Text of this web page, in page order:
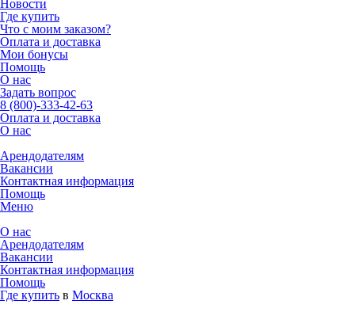
Новости
Где купить
Что с моим заказом?
Оплата и доставка
Мои бонусы
Помощь
О нас
Задать вопрос
8 (800)-333-42-63
Оплата и доставка
О нас
Арендодателям
Вакансии
Контактная информация
Помощь
Меню
О нас
Арендодателям
Вакансии
Контактная информация
Помощь
Где купить в Москва